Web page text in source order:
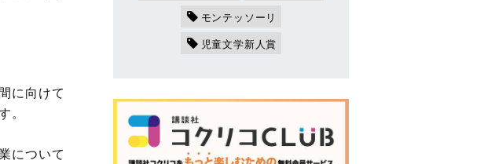
に向けて
。
について
モンテッソーリ
児童文学新人賞